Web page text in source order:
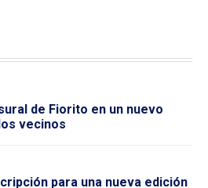
de Fiorito en un nuevo
vecinos
para una nueva edición